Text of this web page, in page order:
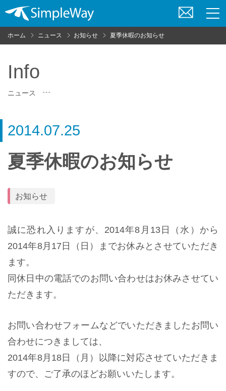
お
問
い
ホーム ニュース お知らせ 夏季休暇のお知らせ
Info
ニュース
2014.07.25
夏季休暇のお知らせ
お知らせ
誠に恐れ入りますが、 2014年8月13日（水） から
2014年8月17日（日）
までお休みとさせていただき
ます。
同休日中の電話でのお問い合わせはお休みさせてい
ただきます。
お問い合わせフォームなどでいただきましたお問い
合わせにつきましては、
2014年8月18日（月）
以降に対応させていただきま
すので、ご了承のほどお願いいたします。